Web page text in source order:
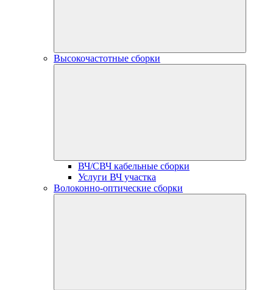
Высокочастотные сборки
ВЧ/СВЧ кабельные сборки
Услуги ВЧ участка
Волоконно-оптические сборки